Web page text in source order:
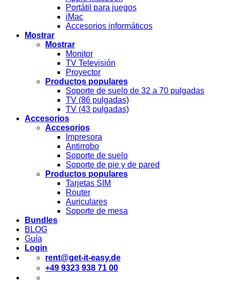
Portátil para juegos
iMac
Accesorios informáticos
Mostrar
Mostrar
Monitor
TV Televisión
Proyector
Productos populares
Soporte de suelo de 32 a 70 pulgadas
TV (86 pulgadas)
TV (43 pulgadas)
Accesorios
Accesorios
Impresora
Antirrobo
Soporte de suelo
Soporte de pie y de pared
Productos populares
Tarjetas SIM
Router
Auriculares
Soporte de mesa
Bundles
BLOG
Guía
Login
rent@get-it-easy.de
+49 9323 938 71 00